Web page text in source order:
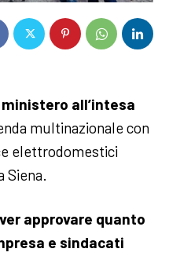
all’intesa
multinazionale con
elettrodomestici
Siena.
approvare quanto
e sindacati